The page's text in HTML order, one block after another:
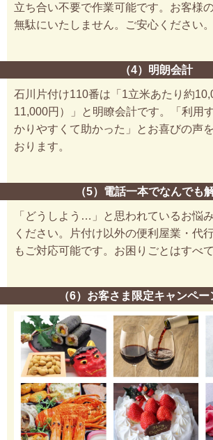
立ち合い不要で作業可能です。お客様
無駄にいたしません。ご安心ください。
（4）明朗会計
石川片付け110番は「1立米あたり約
11,000円）」と明瞭会計です。「利用
かりやすくて助かった」とお喜びの声
おります。
（5）電話一本でなんでも
「どうしよう…」と思われているお悩
ください。片付け以外の便利屋業・代
もご対応可能です。お困りごとはすべ
（6）お客さま限定キャンペー